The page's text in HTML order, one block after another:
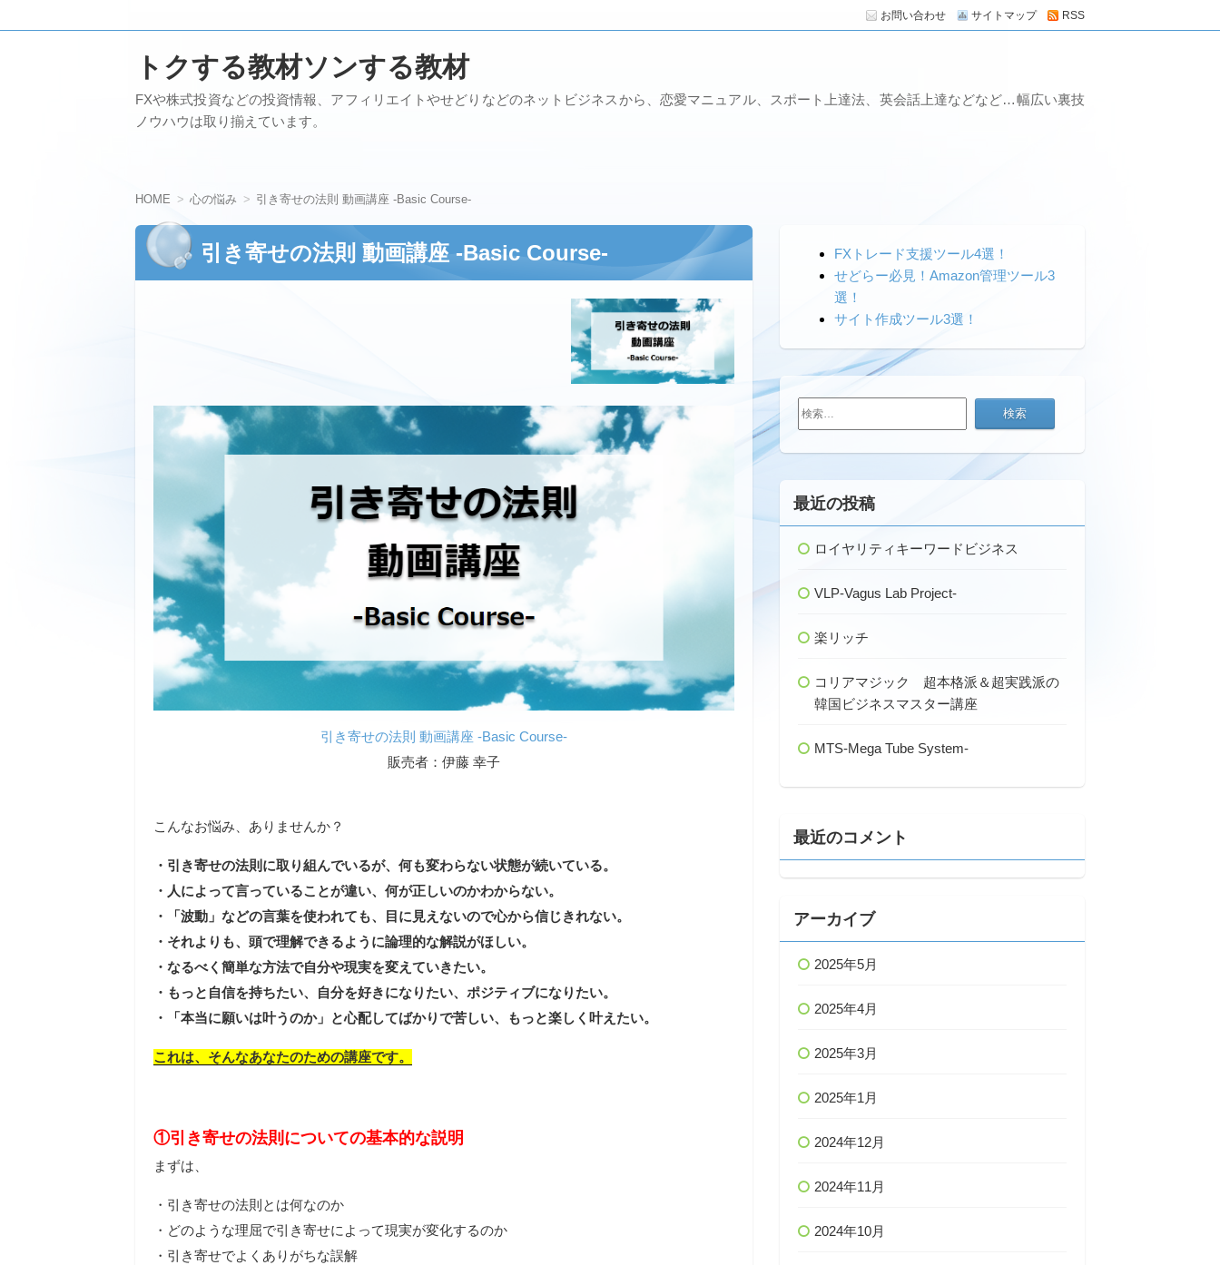
お問い合わせ サイトマップ RSS
トクする教材ソンする教材
FXや株式投資などの投資情報、アフィリエイトやせどりなどのネットビジネスから、恋愛マニュアル、スポート上達法、英会話上達などなど…幅広い裏技
ノウハウは取り揃えています。
HOME 心の悩み 引き寄せの法則 動画講座 -Basic Course-
引き寄せの法則 動画講座 -Basic Course-
引き寄せの法則 動画講座 -Basic Course-
販売者：伊藤 幸子
こんなお悩み、ありませんか？
・引き寄せの法則に取り組んでいるが、何も変わらない状態が続いている。
・人によって言っていることが違い、何が正しいのかわからない。
・「波動」などの言葉を使われても、目に見えないので心から信じきれない。
・それよりも、頭で理解できるように論理的な解説がほしい。
・なるべく簡単な方法で自分や現実を変えていきたい。
・もっと自信を持ちたい、自分を好きになりたい、ポジティブになりたい。
・「本当に願いは叶うのか」と心配してばかりで苦しい、もっと楽しく叶えたい。​
これは、そんなあなたのための講座です。
①引き寄せの法則についての基本的な説明
まずは、
・引き寄せの法則とは何なのか
・どのような理屈で引き寄せによって現実が変化するのか
・引き寄せでよくありがちな誤解
FXトレード支援ツール4選！
せどらー必見！Amazon管理ツール3
選！
サイト作成ツール3選！
検
索:
最近の投稿
ロイヤリティキーワードビジネス
VLP-Vagus Lab Project-
楽リッチ
コリアマジック 超本格派＆超実践派の
韓国ビジネスマスター講座
MTS-Mega Tube System-
最近のコメント
アーカイブ
2025年5月
2025年4月
2025年3月
2025年1月
2024年12月
2024年11月
2024年10月